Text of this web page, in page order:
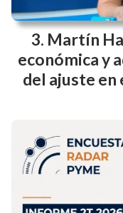
Martín
económica y
del ajuste en